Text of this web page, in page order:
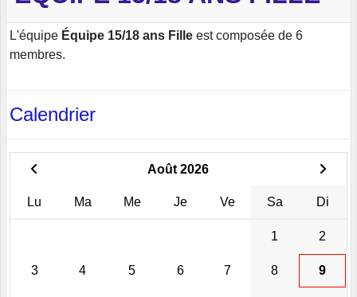
L'équipe Équipe 15/18 ans Fille est composée de 6
membres.
Calendrier
Août 2026
Lu Ma Me Je Ve Sa Di
1 2
3 4 5 6 7 8 9